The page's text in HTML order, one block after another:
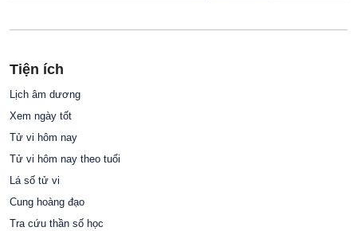
Tiện ích
Lịch âm dương
Xem ngày tốt
Tử vi hôm nay
Tử vi hôm nay theo tuổi
Lá số tử vi
Cung hoàng đạo
Tra cứu thần số học